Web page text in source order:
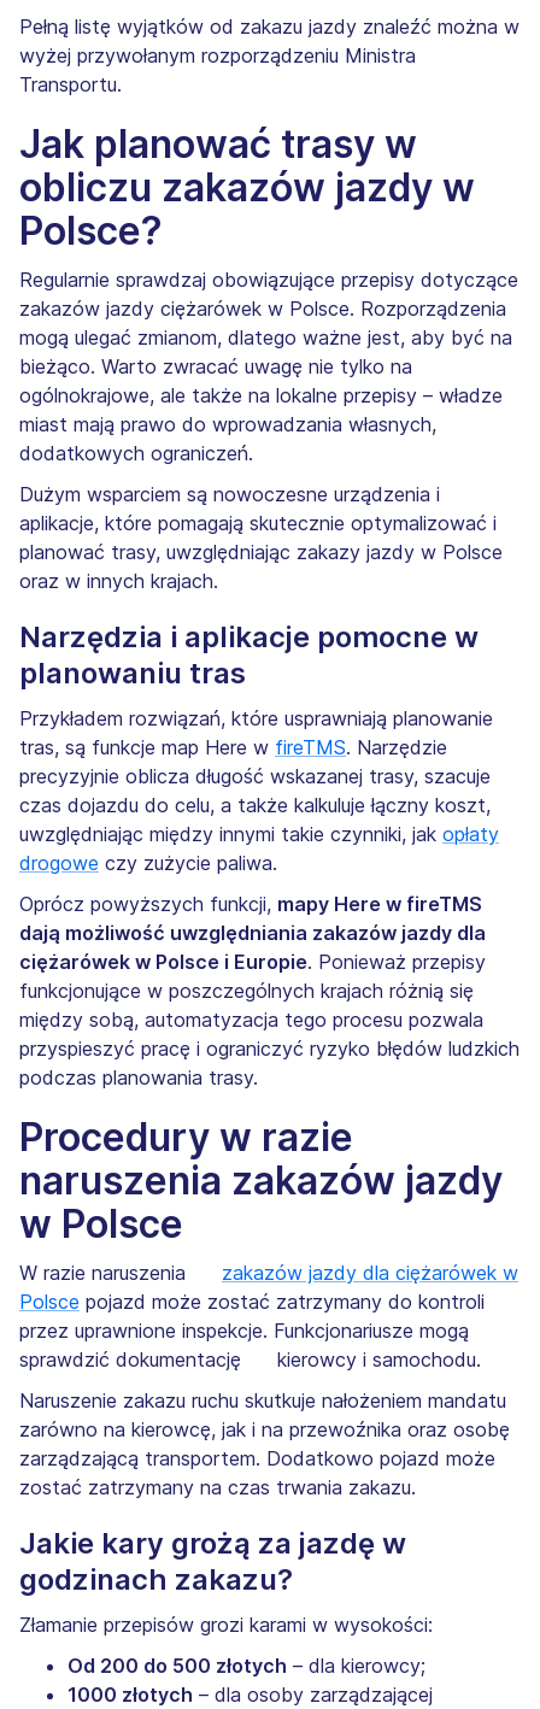
Pełną listę wyjątków od zakazu jazdy znaleźć można w
wyżej przywołanym rozporządzeniu Ministra
Transportu.
Jak planować trasy w
obliczu zakazów jazdy w
Polsce?
Regularnie sprawdzaj obowiązujące przepisy dotyczące
zakazów jazdy ciężarówek w Polsce. Rozporządzenia
mogą ulegać zmianom, dlatego ważne jest, aby być na
bieżąco. Warto zwracać uwagę nie tylko na
ogólnokrajowe, ale także na lokalne przepisy – władze
miast mają prawo do wprowadzania własnych,
dodatkowych ograniczeń.
Dużym wsparciem są nowoczesne urządzenia i
aplikacje, które pomagają skutecznie optymalizować i
planować trasy, uwzględniając zakazy jazdy w Polsce
oraz w innych krajach.
Narzędzia i aplikacje pomocne w
planowaniu tras
Przykładem rozwiązań, które usprawniają planowanie
tras, są funkcje map Here w fireTMS. Narzędzie
precyzyjnie oblicza długość wskazanej trasy, szacuje
czas dojazdu do celu, a także kalkuluje łączny koszt,
uwzględniając między innymi takie czynniki, jak opłaty
drogowe czy zużycie paliwa.
Oprócz powyższych funkcji, mapy Here w fireTMS
dają możliwość uwzględniania zakazów jazdy dla
ciężarówek w Polsce i Europie. Ponieważ przepisy
funkcjonujące w poszczególnych krajach różnią się
między sobą, automatyzacja tego procesu pozwala
przyspieszyć pracę i ograniczyć ryzyko błędów ludzkich
podczas planowania trasy.
Procedury w razie
naruszenia zakazów jazdy
w Polsce
W razie naruszenia zakazów jazdy dla ciężarówek w
Polsce pojazd może zostać zatrzymany do kontroli
przez uprawnione inspekcje. Funkcjonariusze mogą
sprawdzić dokumentację kierowcy i samochodu.
Naruszenie zakazu ruchu skutkuje nałożeniem mandatu
zarówno na kierowcę, jak i na przewoźnika oraz osobę
zarządzającą transportem. Dodatkowo pojazd może
zostać zatrzymany na czas trwania zakazu.
Jakie kary grożą za jazdę w
godzinach zakazu?
Złamanie przepisów grozi karami w wysokości:
Od 200 do 500 złotych – dla kierowcy;
1000 złotych – dla osoby zarządzającej